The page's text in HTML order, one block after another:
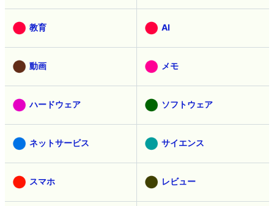
教育 AI
動画 メモ
ハードウェア ソフトウェア
ネットサービス サイエンス
スマホ レビュー